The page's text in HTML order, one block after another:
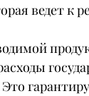
ведет к